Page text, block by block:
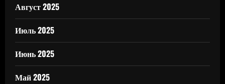
Август 2025
Июль 2025
Июнь 2025
Май 2025